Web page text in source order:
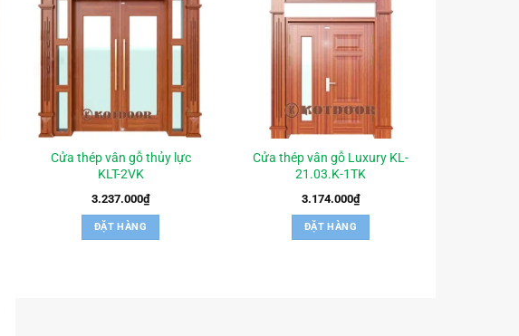
Cửa thép vân gỗ thủy lực
KLT-2VK
3.237.000₫
ĐẶT HÀNG
Cửa thép vân gỗ Luxury KL-
21.03.K-1TK
3.174.000₫
ĐẶT HÀNG